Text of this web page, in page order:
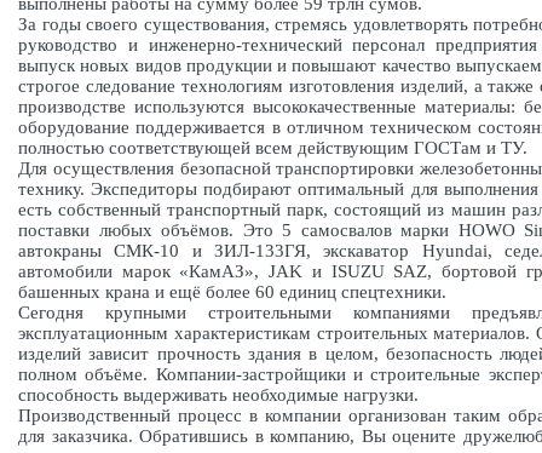
За годы своего существования, стремясь удовлетворять
руководство и инженерно-технический персонал
выпуск новых видов продукции и повышают качество
строгое следование технологиям изготовления изделий, а
производстве используются высококачественные
оборудование поддерживается в отличном техническом
полностью соответствующей всем действующим ГОСТам и ТУ.
Для осуществления безопасной транспортировки
технику. Экспедиторы подбирают оптимальный для
есть собственный транспортный парк, состоящий из машин
поставки любых объёмов. Это 5 самосвалов марки HOWO
автокраны СМК-10 и ЗИЛ-133ГЯ, экскаватор Hyundai,
автомобили марок «КамАЗ», JAK и ISUZU SAZ, бортовой
башенных крана и ещё более 60 единиц спецтехники.
Сегодня крупными строительными компаниями
эксплуатационным характеристикам строительных
изделий зависит прочность здания в целом, безопасность
полном объёме. Компании-застройщики и строительные
способность выдерживать необходимые нагрузки.
Производственный процесс в компании организован таким
для заказчика. Обратившись в компанию, Вы оцените